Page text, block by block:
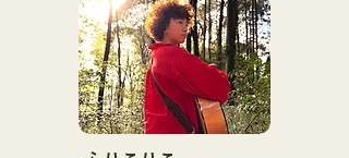
가요록의 에센스가 Vo&Gt.
가미야 유우마의 윤기가 있
는 가성으로 향수를 느끼는
곡에 숨쉬고 있다. Vo&Gt.가
미야 유우마를 중심으로 낳
는, 때로는 상냥하고, 때로 격